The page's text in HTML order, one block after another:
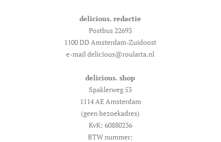
delicious. redactie
Postbus 22693
1100 DD Amsterdam-Zuidoost
e-mail delicious@roularta.nl
delicious. shop
Spaklerweg 53
1114 AE Amsterdam
(geen bezoekadres)
KvK: 60880236
BTW nummer: